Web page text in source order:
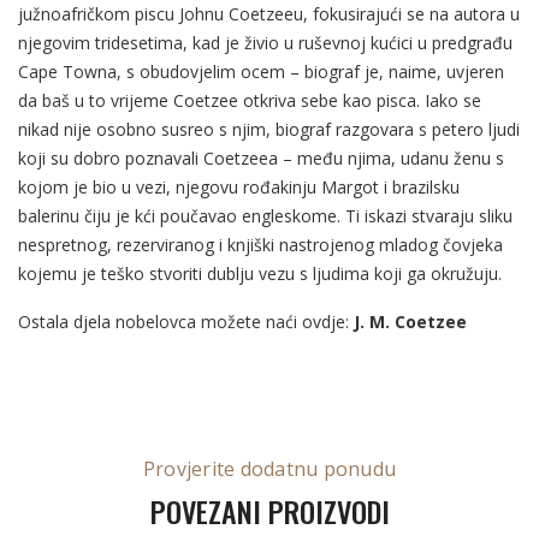
južnoafričkom piscu Johnu Coetzeeu, fokusirajući se na autora u
njegovim tridesetima, kad je živio u ruševnoj kućici u predgrađu
Cape Towna, s obudovjelim ocem – biograf je, naime, uvjeren
da baš u to vrijeme Coetzee otkriva sebe kao pisca. Iako se
nikad nije osobno susreo s njim, biograf razgovara s petero ljudi
koji su dobro poznavali Coetzeea – među njima, udanu ženu s
kojom je bio u vezi, njegovu rođakinju Margot i brazilsku
balerinu čiju je kći poučavao engleskome. Ti iskazi stvaraju sliku
nespretnog, rezerviranog i knjiški nastrojenog mladog čovjeka
kojemu je teško stvoriti dublju vezu s ljudima koji ga okružuju.
Ostala djela nobelovca možete naći ovdje: J. M. Coetzee
Provjerite dodatnu ponudu
POVEZANI PROIZVODI